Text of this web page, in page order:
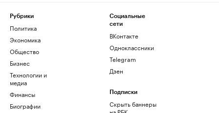
Рубрики
Политика
Экономика
Общество
Бизнес
Технологии и
медиа
Финансы
Биографии
Социальные
сети
ВКонтакте
Одноклассники
Telegram
Дзен
Подписки
Скрыть баннеры